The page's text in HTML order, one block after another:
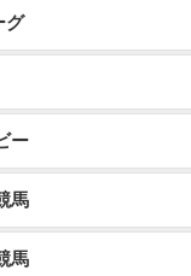
グ
ー
馬
馬